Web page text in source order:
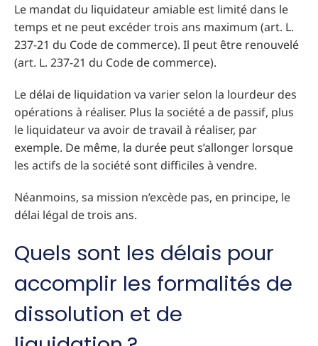
Le mandat du liquidateur amiable est limité dans le
temps et ne peut excéder trois ans maximum (art. L.
237-21 du Code de commerce). Il peut être renouvelé
(art. L. 237-21 du Code de commerce).
Le délai de liquidation va varier selon la lourdeur des
opérations à réaliser. Plus la société a de passif, plus
le liquidateur va avoir de travail à réaliser, par
exemple. De même, la durée peut s’allonger lorsque
les actifs de la société sont difficiles à vendre.
Néanmoins, sa mission n’excède pas, en principe, le
délai légal de trois ans.
Quels sont les délais pour
accomplir les formalités de
dissolution et de